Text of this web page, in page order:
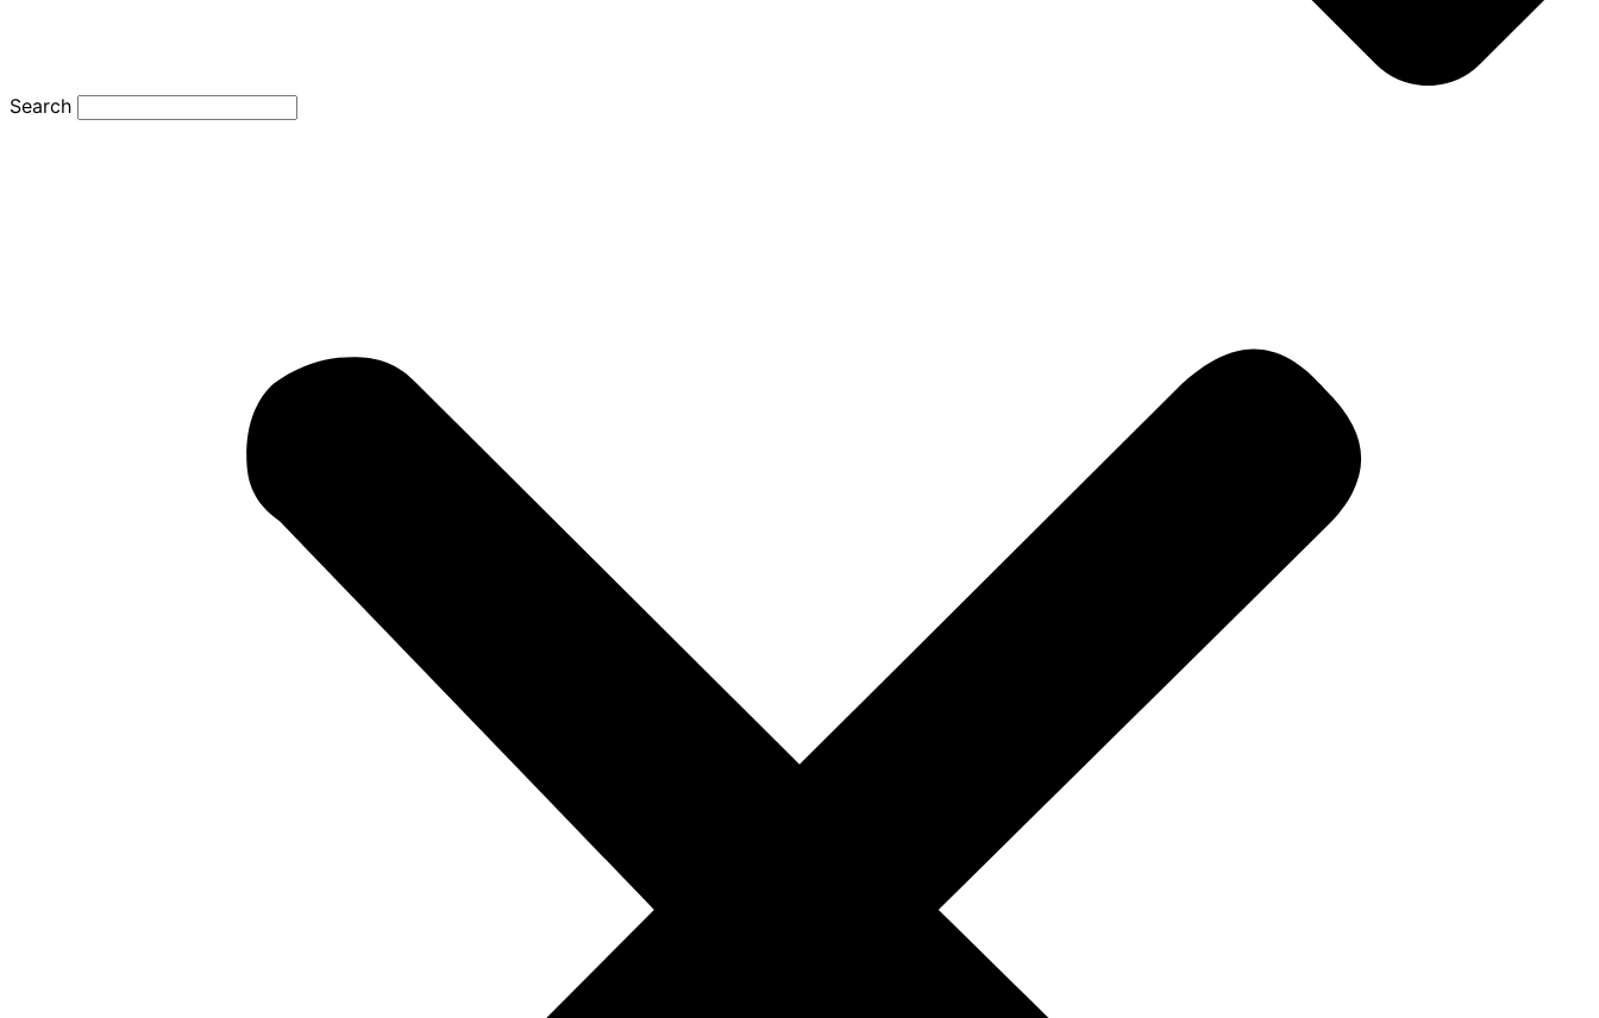
Search